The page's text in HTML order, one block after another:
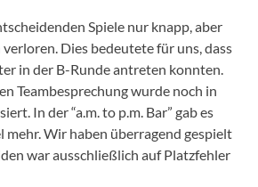
Spiele nur knapp, aber
Dies bedeutete für uns, dass
in der B-Runde antreten konnten.
Teambesprechung wurde noch in
In der “a.m. to p.m. Bar” gab es
mehr. Wir haben überragend gespielt
war ausschließlich auf Platzfehler